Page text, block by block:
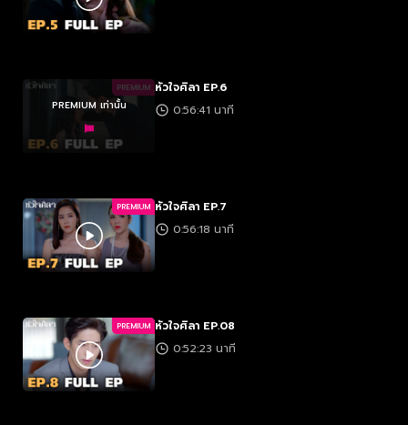
PREMIUM
PREMIUM เท่านั้น
หัวใจศิลา EP.6
0:56:41 นาที
PREMIUM หัวใจศิลา EP.7
0:56:18 นาที
PREMIUM หัวใจศิลา EP.08
0:52:23 นาที